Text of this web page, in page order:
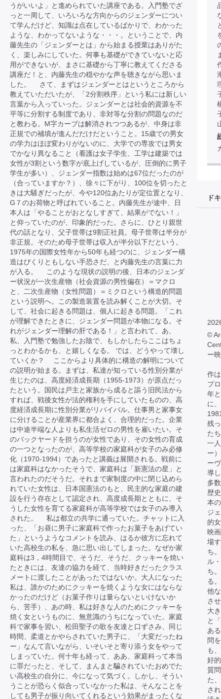
うがいいよ」と進められていた講座である。入門塾でざ
っと一周して、いろいろな方向からのジェンダーについ
て学んだけど、知識は点在しているばかりで、わかった
ような、わかってないような・・・。ということで、内
藤先生の「ジェンダーとは」から始まる授業はありがた
く、楽しみにしていた。何事も基礎ができていないと応
用ができないが、まさに基礎から丁寧に教えてくださる
講座だ！と、内藤先生の穏やかな声を聴きながら思いま
した。 さて、まずはジェンダーとはというところから
教えていただいたが、「2分割秩序」という私には新しい
言葉から入っていった。ジェンダーとは社会的資源を不
平等に分割する制度であり、非対等な分割の問題なのだ
と教わる。M字カーブは解消されつつあるが、中身は非
正規での補填が進んだだけだということ。15歳での男女
の学力はほぼ変わりがないのに、大学での専攻では男女
でかなり異なること（看護は女子学生、工学は建築では
女性が3割という数字が底上げしているが、圧倒的に男子
学生が多い）、ジェンダー指数は始めは67位だったのが
（合っていますか？）、徐々に下がり、100位を切ったと
きは大騒ぎだったが、今や120位あたりが定位置となり、
G７のお荷物と呼ばれていること。内藤先生が途中、日
本人は「やることがおとなしすぎて、結果がでない！」
と仰っていたのが、印象的だった。さらに、ひとり親世
代の話となり、父子世帯は9割正社員。母子世帯は半分が
非正規。そのため母子世帯は収入が半分以下だという。
1975年の国際女性年から50年も経つのに、ジェンダー構
造はぴくりともしない手恐さだ、と内藤先生の言葉に力
が入る。 このような現状の説明の後、日本のジェンダ
ー状況が一次生産物（社会資源の男性偏在）＝マクロ
と、二次生産物（女性問題）＝ミクロという構造的問題
という説明へ。この製造装置を読み解くことが大切。そ
して、社会に起きる問題は、個人に起きる問題。「これ
が理解できたときに、ジェンダー問題が本物になる。そ
れがジェンダー理解の肝である！」と言われて、あ、
私、入門塾で勉強したお陰で、もしかしたらここはちょ
っとわかるかも、と嬉しくなる。 では、どうやって壊し
ていくか？ ここからより具体的に構造の解明について
の説明が始まる。まずは、私達が知っている性別分業が
生じたのは、高度経済成長期（1955-1973）が原点だっ
たという。国民は戸主と家族から成ると謳う旧民法から
すれば、戦後女性が法的権利を手にしていたものの、高
度経済成長期に性別分業がリバイバル。仕事男と家事女
に分けることが産業界に都合よく、合理的だった。企業
は中途半端な人よりも私生活ゼロの男性を雇いたい。そ
のバックヤードを担うのが女性であり、その女性の育成
の一つとなったのが、高等学校の家庭科が女子のみ必修
化（1970-1994）であったと講義は展開される。戦前に
は家庭科はなかったそうで、家庭科は「新憲法の星」と
言われたのだそうだ。それまで家制度の中に閉じ込めら
れていた女性は、日本国憲法のもと、民主的な家庭の建
設を行う存在として認定され、高度成長期とともに、そ
うした女性を育てる家庭科が高等学校では女子のみ導入
された。 私は都立の共学に通っていた。チャットに入
った、「お昼に男子に家庭科で作ったお菓子をあげてい
た」というようなコメントを読み、はるか彼方に忘れて
いた高校生の私を、急に思い出してしまった。なぜか家
庭科は3，4時間目で、そうだ、そうだ、クッキーを焼い
たときには、友達の協力を経て、当時好きだったクラス
メートに渡したことがあったではないか。大人になった
私は、誰かのためにクッキーを焼くような女にはならな
かったのだけど（お菓子作りは量らないといけないか
ら、苦手）、あの時、私は好きな人のためにクッキーを
焼く女というものに、無意識のうちになっていた。家庭
科で家事を習い、松田聖子の歌を友達と口ずさみ、同じ
時間、柔道とかやらされていた男子に、「大変だったね
ー」なんて言いながら、いそいそと寄り添う女をやって
しまっていた。何十年も経って、ああ、家庭科って本当
に罪だったと、そして、まんまと騙されていたおめでた
い高校生の自分に、今になって気づく。しかし、そうい
うことが恐らく似合っていなかった私は、そんなことを
しても男子が振り向いてくれるという効果がまったくな
ド
©
ー
作
プ
年
に
残
た
一
ー
ー
導
多
歴
本
ジ
的
映
場
ち
ル
ち
る
他
さ
大
と
あ
問
も
好
質
た
さ